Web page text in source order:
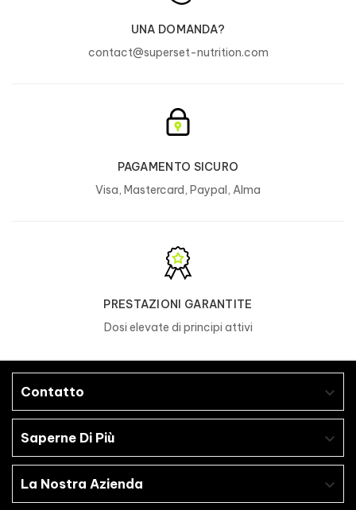
UNA DOMANDA?
contact@superset-nutrition.com
PAGAMENTO SICURO
Visa, Mastercard, Paypal, Alma
PRESTAZIONI GARANTITE
Dosi elevate di principi attivi
Contatto 
Saperne Di Più 
La Nostra Azienda 